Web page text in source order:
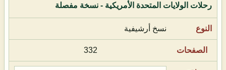
رحلات الولايات المتحدة الأمريكية - نسخة مفصلة
نسخ أرشيفية
332